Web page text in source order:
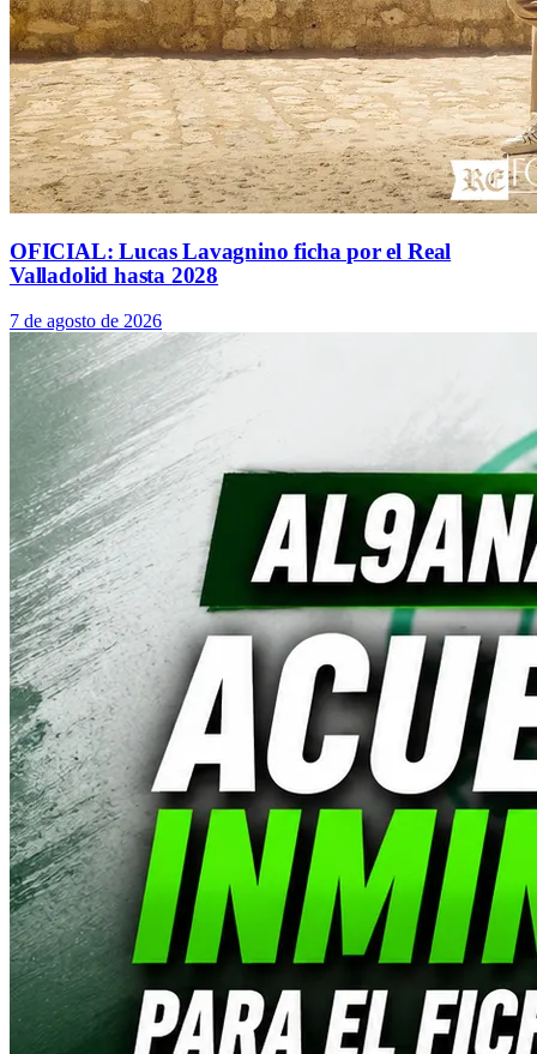
OFICIAL: Lucas Lavagnino ficha por el Real
Valladolid hasta 2028
7 de agosto de 2026